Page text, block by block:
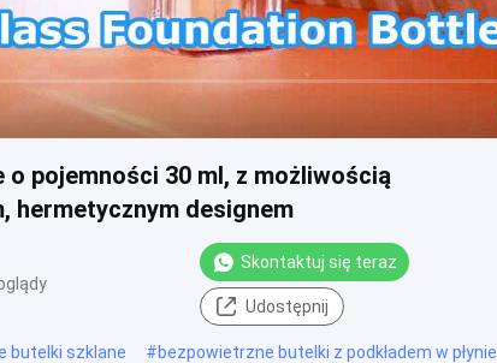
o pojemności 30 ml, z możliwością
hermetycznym designem
Skontaktuj się teraz
Udostępnij
butelki szklane #bezpowietrzne butelki z podkładem w płynie